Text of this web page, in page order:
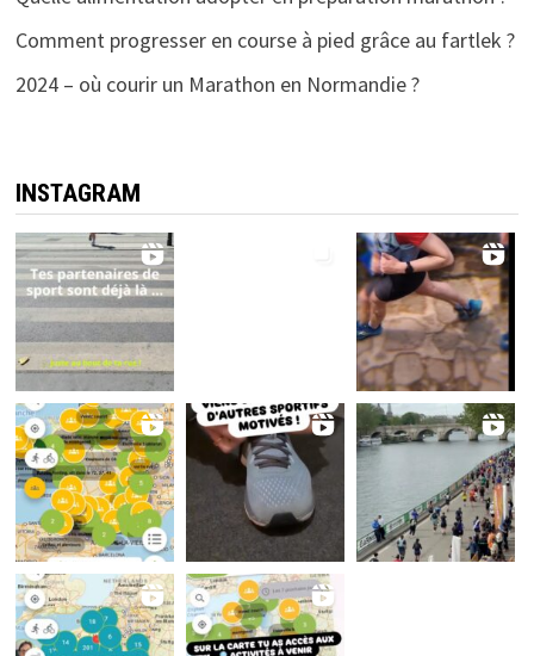
Comment progresser en course à pied grâce au fartlek ?
2024 – où courir un Marathon en Normandie ?
INSTAGRAM